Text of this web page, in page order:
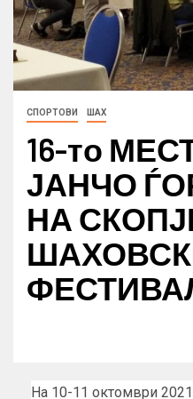
СПОРТОВИ ШАХ
16-то
ЈАНЧО
НА
На 10-11 октомври 2021